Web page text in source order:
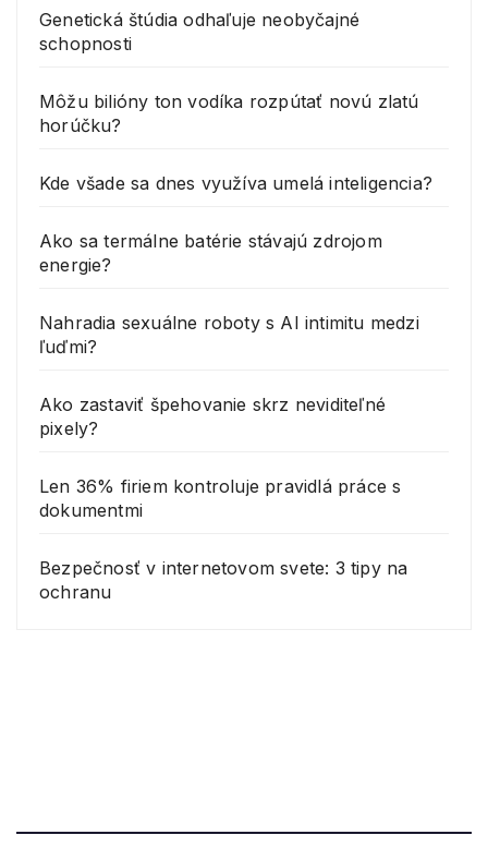
Genetická štúdia odhaľuje neobyčajné
schopnosti
Môžu bilióny ton vodíka rozpútať novú zlatú
horúčku?
Kde všade sa dnes využíva umelá inteligencia?
Ako sa termálne batérie stávajú zdrojom
energie?
Nahradia sexuálne roboty s AI intimitu medzi
ľuďmi?
Ako zastaviť špehovanie skrz neviditeľné
pixely?
Len 36% firiem kontroluje pravidlá práce s
dokumentmi
Bezpečnosť v internetovom svete: 3 tipy na
ochranu